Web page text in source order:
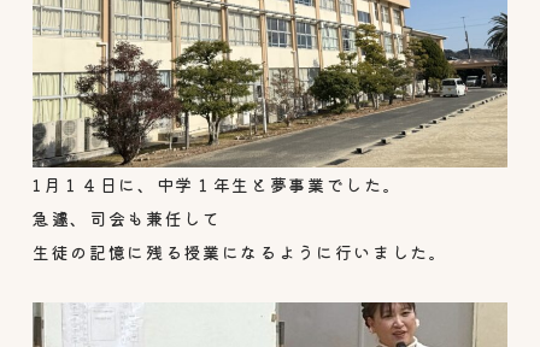
1月１４日に、中学１年生と夢事業でした。
急遽、司会も兼任して
生徒の記憶に残る授業になるように行いました。